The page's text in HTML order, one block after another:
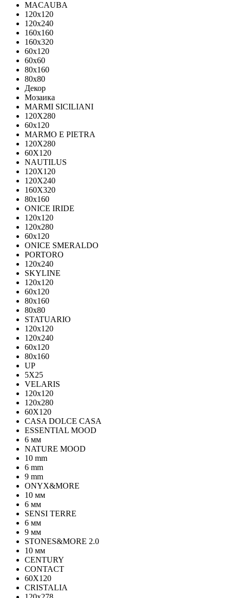
MACAUBA
120x120
120x240
160x160
160x320
60x120
60x60
80x160
80x80
Декор
Мозаика
MARMI SICILIANI
120Х280
60x120
MARMO E PIETRA
120X280
60X120
NAUTILUS
120X120
120X240
160X320
80х160
ONICE IRIDE
120x120
120x280
60x120
ONICE SMERALDO
PORTORO
120x240
SKYLINE
120x120
60x120
80x160
80x80
STATUARIO
120x120
120x240
60x120
80x160
UP
5Х25
VELARIS
120х120
120х280
60X120
CASA DOLCE CASA
ESSENTIAL MOOD
6 мм
NATURE MOOD
10 mm
6 mm
9 mm
ONYX&MORE
10 мм
6 мм
SENSI TERRE
6 мм
9 мм
STONES&MORE 2.0
10 мм
CENTURY
CONTACT
60X120
CRISTALIA